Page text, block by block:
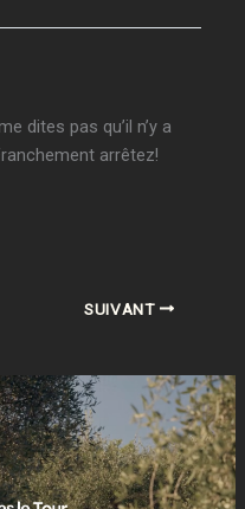
dites pas qu’il n’y a
arrêtez!
SUIVANT